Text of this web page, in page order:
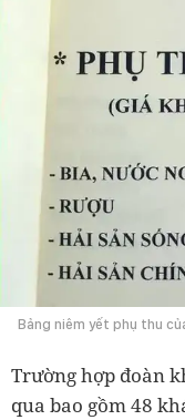
Bảng niêm yết phụ thu
Trường hợp đoàn
qua bao gồm 48